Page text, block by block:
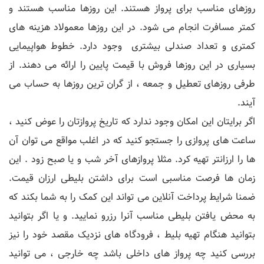
روزهای مناسب برای پرواز هستند. این روزها مناسب هستند و
کمتر مسافرت انجام می شود. در این روزها معمولاد هزینه های
کمتری و تعداد صندلی بیشتری وجود دارد. خطوط هواپیمایی
بسیاری در این روزها فروش با قیمت پایین را ارائه می دهند. از
طرفی روزهای تعطیل و جمعه ، از گران ترین روزها به حساب می
آیند.
اگر برایتان این امکان وجود ندارد که تاریخ پروازتان را عوض کنید ،
ساعت های پروازی را جستجو کنید که در اغلب مواقع می توان آن
ها را ارزانتر تهیه کرد. مثلا پروازهای آخر شب و یا صبح زود . این
زمان ها فرصت مناسبی است برای داشتن بلیطی ارزان قیمت.
ضمنا شرایط پرداخت آنلاین می تواند این کمک را به شما بکند که
به محض یافتن بلیطی مناسب آنرا رزرو نمایید. و یا اگر بتوانید
بتوانید هنگام تهیه بلیط ، فرودگاه های نزدیک مقصد خود را نیز
بررسی کنید چه پرواز های داخلی باشد چه خارجی ، می توانید